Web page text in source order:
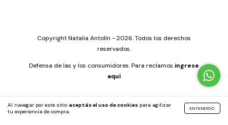
Al navegar por este sitio aceptás el uso de cookies para agilizar
tu experiencia de compra.
ENTENDIDO
Copyright Natalia Antolín - 2026. Todos los derechos
reservados.
Defensa de las y los consumidores. Para reclamos ingrese
aquí